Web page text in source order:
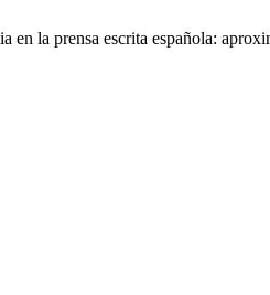
en la prensa escrita española: